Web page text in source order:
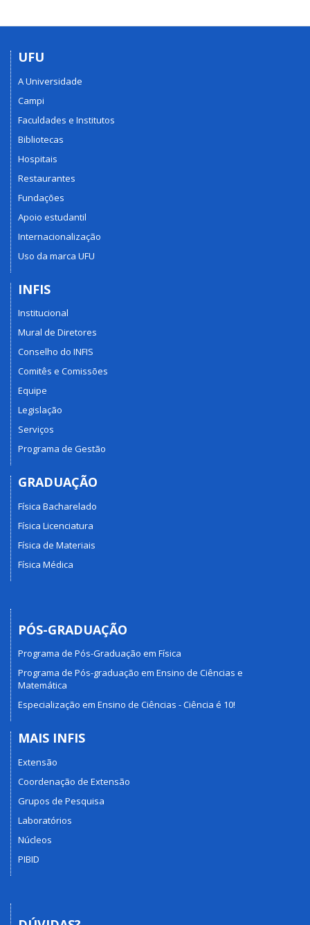
UFU
A Universidade
Campi
Faculdades e Institutos
Bibliotecas
Hospitais
Restaurantes
Fundações
Apoio estudantil
Internacionalização
Uso da marca UFU
INFIS
Institucional
Mural de Diretores
Conselho do INFIS
Comitês e Comissões
Equipe
Legislação
Serviços
Programa de Gestão
GRADUAÇÃO
Física Bacharelado
Física Licenciatura
Física de Materiais
Física Médica
PÓS-GRADUAÇÃO
Programa de Pós-Graduação em Física
Programa de Pós-graduação em Ensino de Ciências e
Matemática
Especialização em Ensino de Ciências - Ciência é 10!
MAIS INFIS
Extensão
Coordenação de Extensão
Grupos de Pesquisa
Laboratórios
Núcleos
PIBID